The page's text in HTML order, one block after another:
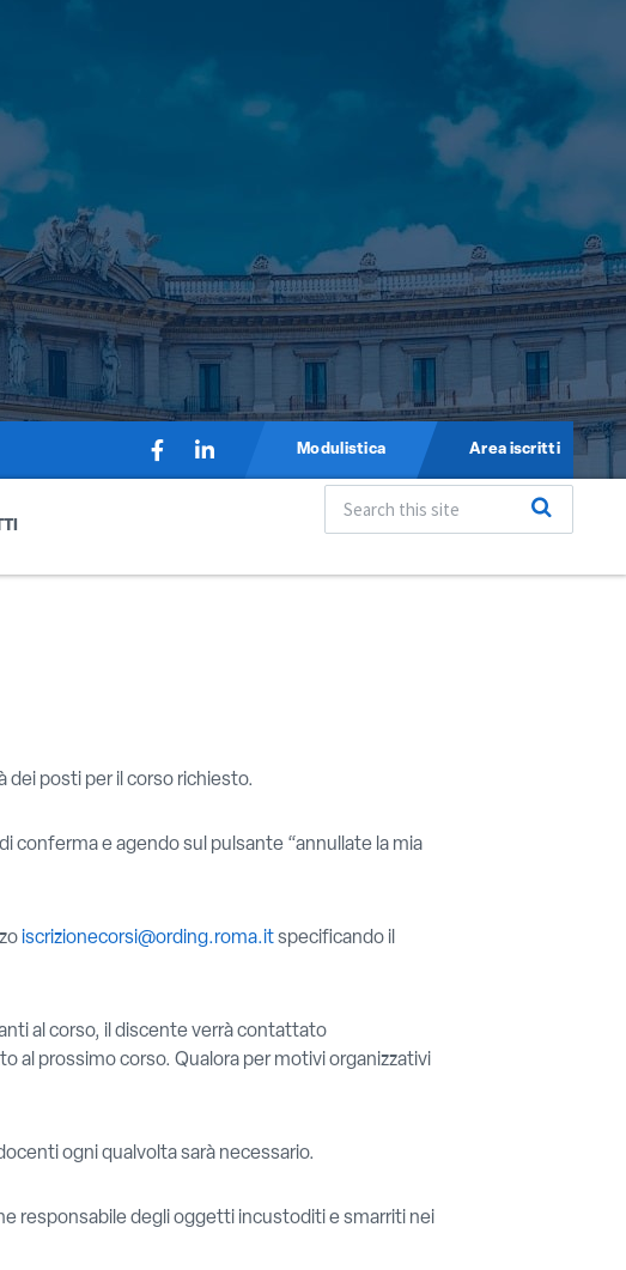
Modulistica Area iscritti
dei posti per il corso richiesto.
conferma e agendo sul pulsante “annullate la mia
iscrizionecorsi@ording.roma.itspecificando il
al corso, il discente verrà contattato
al prossimo corso. Qualora per motivi organizzativi
ogni qualvolta sarà necessario.
responsabile degli oggetti incustoditi e smarriti nei